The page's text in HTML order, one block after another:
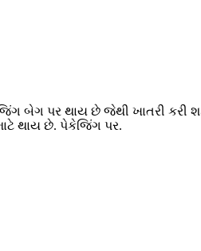
બેગ પર થાય છે જેથી ખાતરી કરી
થાય છે. પેકેજિંગ પર.